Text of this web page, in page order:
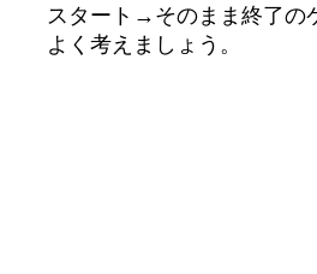
スタート→そのまま終了の
よく考えましょう。